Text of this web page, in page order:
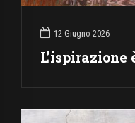
12 Giugno 2026
L’ispirazione